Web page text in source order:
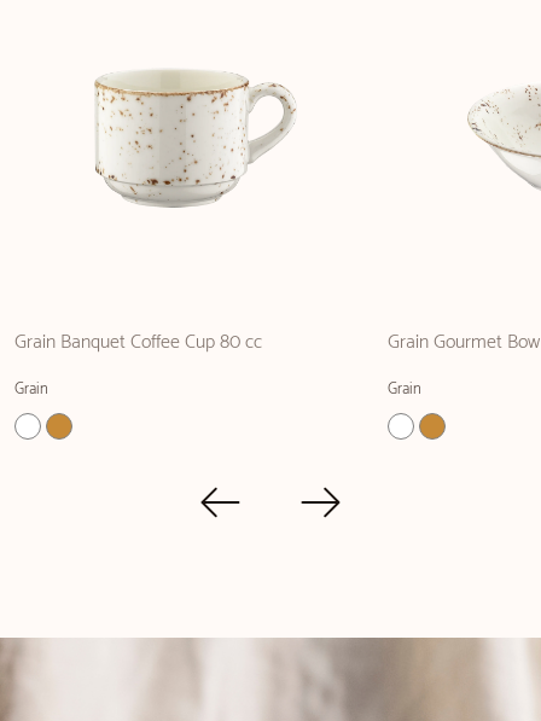
Grain Banquet Coffee Cup 80 cc
Grain
Grain Gourmet
Grain